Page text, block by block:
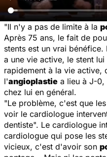
"Il n'y a pas de limite à la
Après 75 ans, le fait de
stents est un vrai
a une vie active, le stent
rapidement à la vie active,
l'angioplastie a lieu à J-0,
chez lui en général.
"Le problème, c'est que
voir le cardiologue
dentiste". Le cardiologue
cardiologue qui pose les
vicieux, c'est d'avoir son